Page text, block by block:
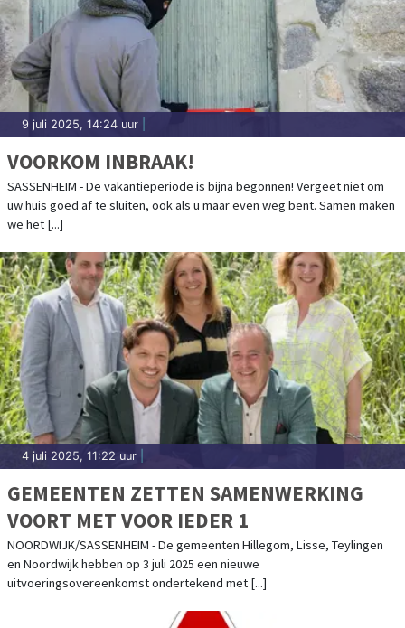
9 juli 2025, 14:24 uur
VOORKOM INBRAAK!
SASSENHEIM - De vakantieperiode is bijna begonnen! Vergeet niet om
uw huis goed af te sluiten, ook als u maar even weg bent. Samen maken
we het [...]
4 juli 2025, 11:22 uur
GEMEENTEN ZETTEN SAMENWERKING
VOORT MET VOOR IEDER 1
NOORDWIJK/SASSENHEIM - De gemeenten Hillegom, Lisse, Teylingen
en Noordwijk hebben op 3 juli 2025 een nieuwe
uitvoeringsovereenkomst ondertekend met [...]